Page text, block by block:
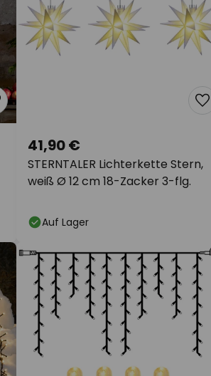
STERNTALER Lichterkette Stern,
weiß Ø 12 cm 18-Zacker 3-flg.
41,90 €
Auf Lager